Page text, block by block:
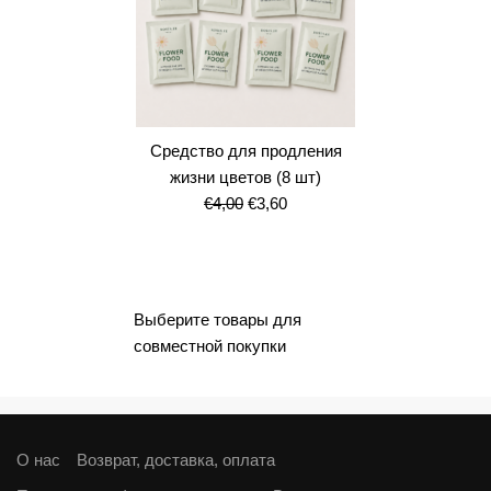
Средство для продления
жизни цветов (8 шт)
€4,00 Первоначальная
€3,60Текущая
Выберите товары для
совместной покупки
О нас
Возврат, доставка, оплата